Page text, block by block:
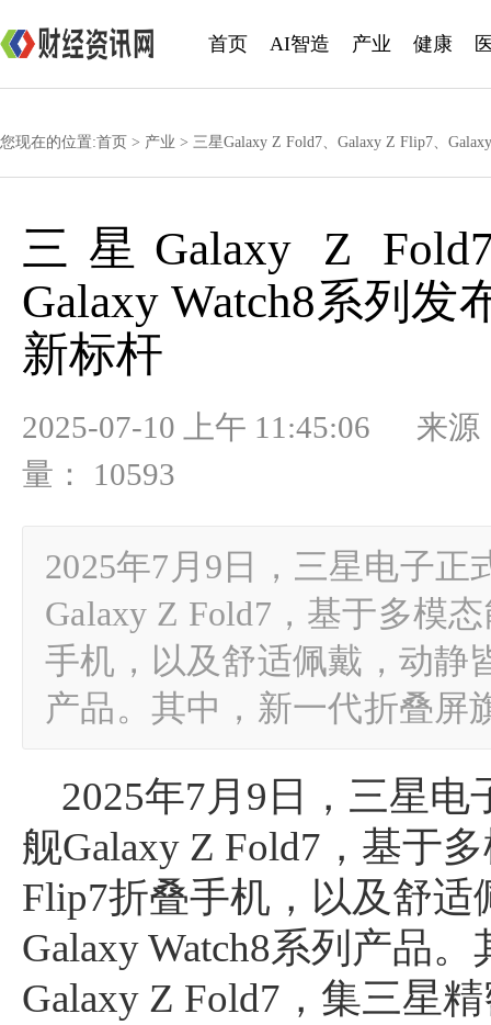
首页 AI智造 产业 健康
您现在的位置:首页 > 产业 > 三星Galaxy Z Fold7、Galaxy Z Flip7、
三星Galaxy Z
Galaxy Watch8系列发
新标杆
2025-07-10 上午 11:45:06 来
量： 10593
2025年7月9日，三星电子
Galaxy Z Fold7，基于多模
手机，以及舒适佩戴，动静
产品。其中，新一代折叠
2025年7月9日，三星
舰Galaxy Z Fold7，基于
Flip7折叠手机，以及舒
Galaxy Watch8系列产品
Galaxy Z Fold7，集三星